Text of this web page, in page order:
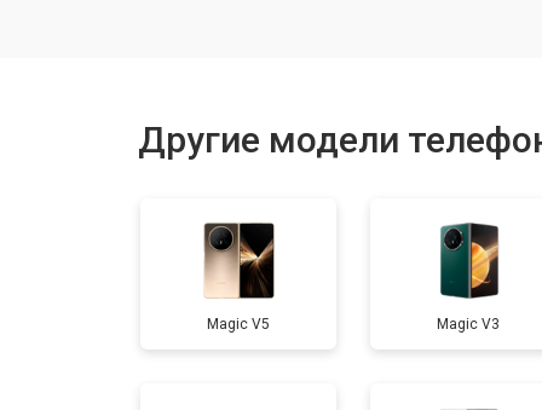
Замена задней крышки
Замена дисплея (экрана)
Другие модели
Magic V5 Magic V3